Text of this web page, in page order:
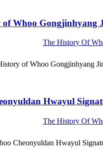
Whoo Gongjinhyang
The History Of
of Whoo Gongjinhyang
Hwayul
The History Of
Cheonyuldan Hwayul